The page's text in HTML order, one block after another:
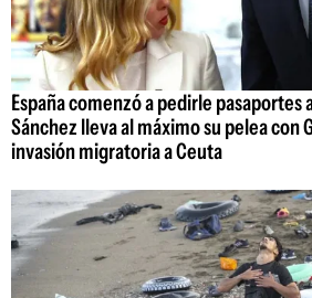
España comenzó a pedirle pasaportes
Sánchez lleva al máximo su pelea con
invasión migratoria a Ceuta